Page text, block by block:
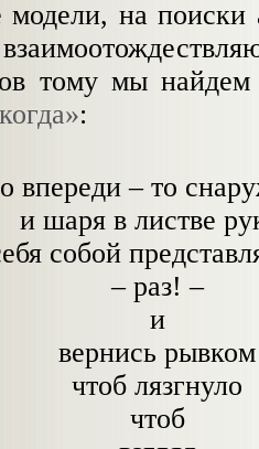
модели, на поиски
тому мы
:
впереди – то
и шаря в листве
собой
– раз! –
и
вернись рывком
чтоб лязгнуло
чтоб